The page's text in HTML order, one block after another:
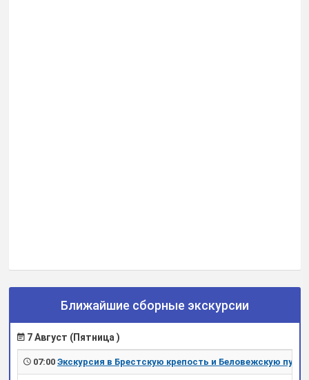
Ближайшие сборные экскурсии
7 Август (Пятница )
07:00 Экскурсия в Брестскую крепость и Беловежскую пущу